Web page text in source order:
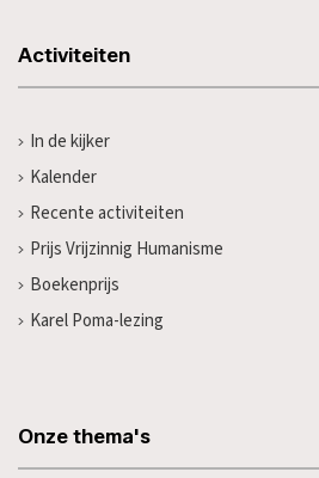
Activiteiten
In de kijker
Kalender
Recente activiteiten
Prijs Vrijzinnig Humanisme
Boekenprijs
Karel Poma-lezing
Onze thema's